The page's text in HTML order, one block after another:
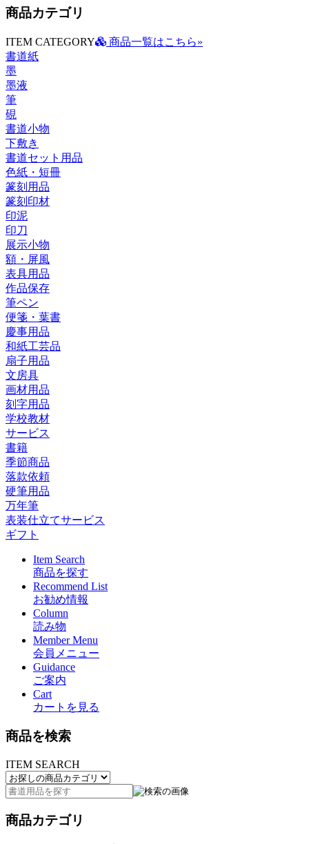
商品カテゴリ
ITEM CATEGORY
商品一覧はこちら»
書道紙
墨
墨液
筆
硯
書道小物
下敷き
書道セット用品
色紙・短冊
篆刻用品
篆刻印材
印泥
印刀
展示小物
額・屏風
表具用品
作品保存
筆ペン
便箋・葉書
慶事用品
和紙工芸品
扇子用品
文房具
画材用品
刻字用品
学校教材
サービス
書籍
季節商品
落款依頼
硬筆用品
万年筆
表装仕立てサービス
ギフト
Item Search
商品を探す
Recommend List
お勧め情報
Column
読み物
Member Menu
会員メニュー
Guidance
ご案内
Cart
カートを見る
商品を検索
ITEM SEARCH
商品カテゴリ